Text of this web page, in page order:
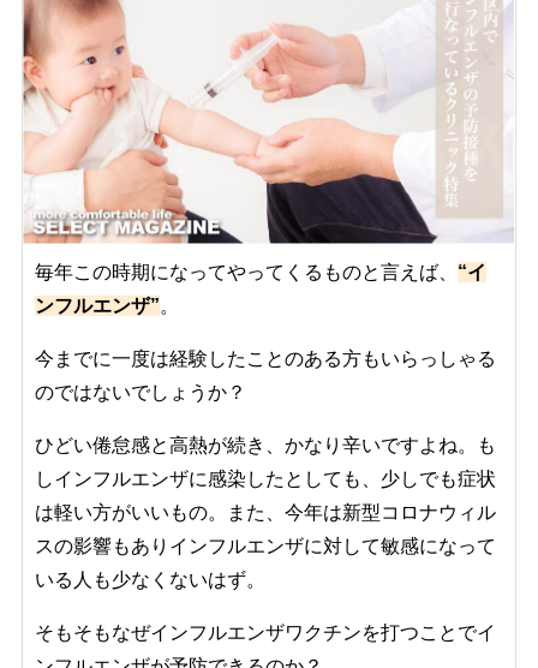
毎年この時期になってやってくるものと言えば、 “イ
ンフルエンザ”。
今までに一度は経験したことのある方もいらっしゃる
のではないでしょうか？
ひどい倦怠感と高熱が続き、かなり辛いですよね。も
しインフルエンザに感染したとしても、少しでも症状
は軽い方がいいもの。また、今年は新型コロナウィル
スの影響もありインフルエンザに対して敏感になって
いる人も少なくないはず。
そもそもなぜインフルエンザワクチンを打つことでイ